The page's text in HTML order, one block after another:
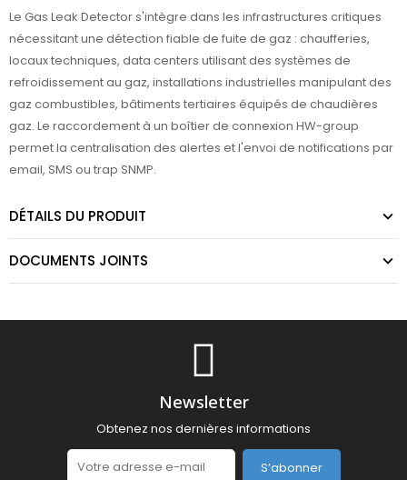
Le Gas Leak Detector s'intègre dans les infrastructures critiques
nécessitant une détection fiable de fuite de gaz : chaufferies,
locaux techniques, data centers utilisant des systèmes de
refroidissement au gaz, installations industrielles manipulant des
gaz combustibles, bâtiments tertiaires équipés de chaudières
gaz. Le raccordement à un boîtier de connexion HW-group
permet la centralisation des alertes et l'envoi de notifications par
email, SMS ou trap SNMP.
DÉTAILS DU PRODUIT
DOCUMENTS JOINTS
Newsletter
Obtenez nos dernières informations
S’abonner